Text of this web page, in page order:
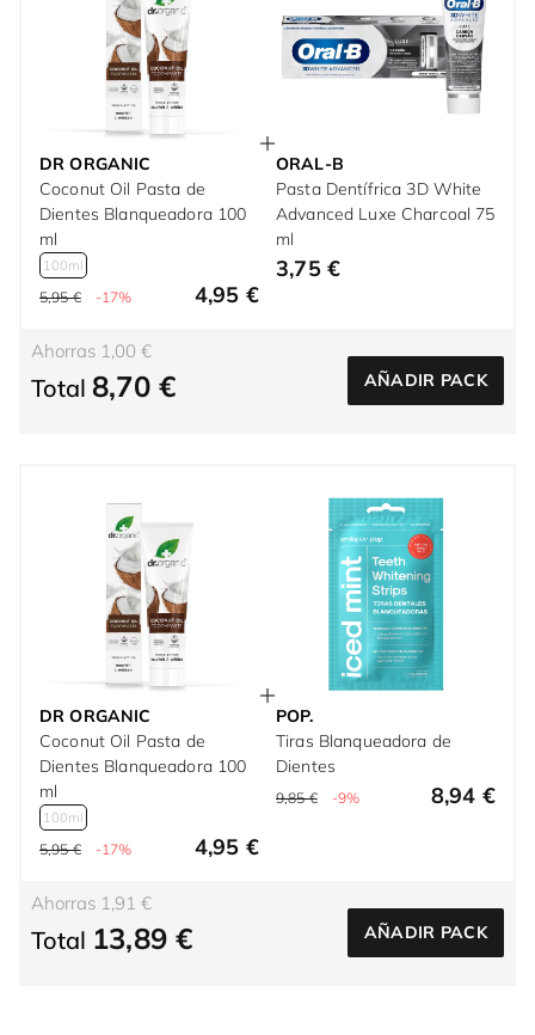
DR ORGANIC
Coconut Oil Pasta de
Dientes Blanqueadora 100
ml
100ml
5,95 € -17% 4,95 €
ORAL-B
Pasta Dentífrica 3D White
Advanced Luxe Charcoal 75
ml
3,75 €
Ahorras 1,00 €
Total 8,70 € AÑADIR PACK
DR ORGANIC
Coconut Oil Pasta de
Dientes Blanqueadora 100
ml
100ml
5,95 € -17% 4,95 €
POP.
Tiras Blanqueadora de
Dientes
9,85 € -9% 8,94 €
Ahorras 1,91 €
Total 13,89 € AÑADIR PACK